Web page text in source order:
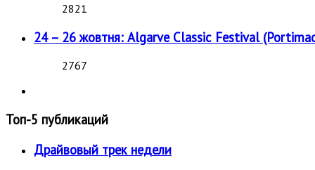
2821
24 – 26 жовтня: Algarve Classic Festival
2767
Топ-5 публикаций
Драйвовый трек недели